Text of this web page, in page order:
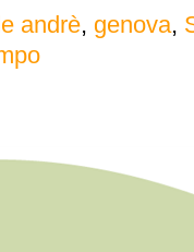
andrè, genova,